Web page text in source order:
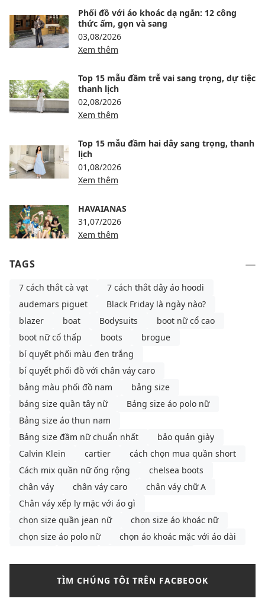
Phối đồ với áo khoác dạ ngắn: 12 công
thức ấm, gọn và sang
03,08/2026
Xem thêm
Top 15 mẫu đầm trễ vai sang trọng, dự tiệc
thanh lịch
02,08/2026
Xem thêm
Top 15 mẫu đầm hai dây sang trọng, thanh
lịch
01,08/2026
Xem thêm
HAVAIANAS
31,07/2026
Xem thêm
TAGS
7 cách thắt cà vạt
7 cách thắt dây áo hoodi
audemars piguet
Black Friday là ngày nào?
blazer
boat Bodysuits
boot nữ cổ cao
boot nữ cổ thấp
boots
brogue
bí quyết phối màu đen trắng
bí quyết phối đồ với chân váy caro
bảng màu phối đồ nam
bảng size
bảng size quần tây nữ
Bảng size áo polo nữ
Bảng size áo thun nam
Bảng size đầm nữ chuẩn nhất
bảo quản giày
Calvin Klein
cartier
cách chọn mua quần short
Cách mix quần nữ ống rộng
chelsea boots
chân váy
chân váy caro
chân váy chữ A
Chân váy xếp ly mặc với áo gì
chọn size quần jean nữ
chọn size áo khoác nữ
chọn size áo polo nữ
chọn áo khoác mặc với áo dài
cách chọn size áo polo nữ
TÌM CHÚNG TÔI TRÊN FACBEOOK